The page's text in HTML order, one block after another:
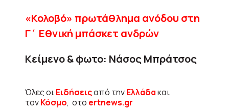
«Κολοβό» πρωτάθλημα ανόδου στη
Γ΄ Εθνική μπάσκετ ανδρών
Κείμενο & φωτο: Νάσος Μπράτσος
Όλες οιΕιδήσειςαπό τηνΕλλάδακαι
τονΚόσμο, στο ertnews.gr